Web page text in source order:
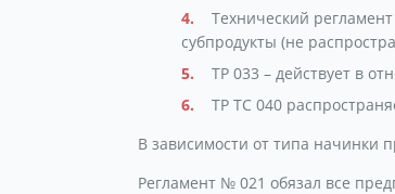
Технический
субпродукты (не
ТР 033 – действует в
ТР ТС 040
В зависимости от типа начинки
Регламент № 021 обязал все